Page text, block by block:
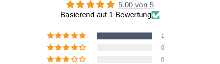
5.00 von 5
Basierend auf 1 Bewertung
1
0
0